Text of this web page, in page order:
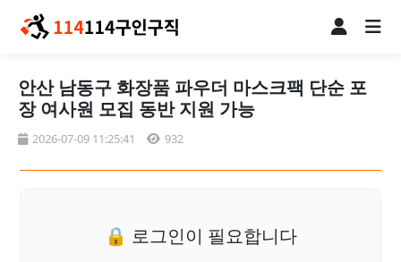
안산 남동구 화장품 파우더 마스크팩 단순 포
장 여사원 모집 동반 지원 가능
2026-07-09 11:25:41 932
🔒 로그인이 필요합니다